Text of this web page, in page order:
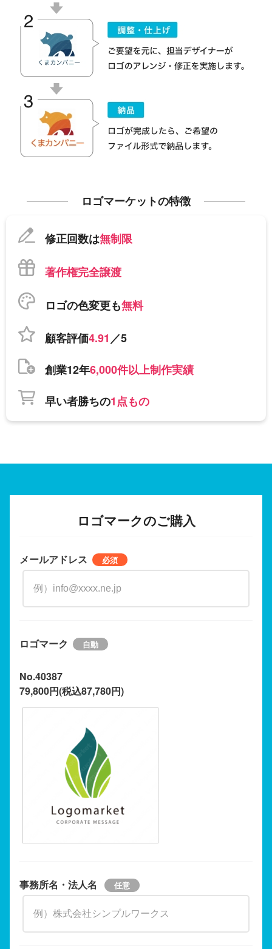
ロゴマーケットの特徴
修正回数は無制限
著作権完全譲渡
ロゴの色変更も無料
顧客評価4.91／5
創業12年6,000件以上制作実績
早い者勝ちの1点もの
ロゴマークのご購入
メールアドレス
ロゴマーク
No.40387
79,800円(税込87,780円)
事務所名・法人名